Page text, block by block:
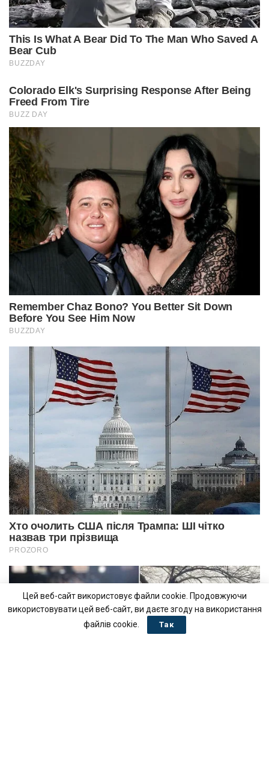
Цей веб-сайт використовує файли cookie. Продовжуючи
використовувати цей веб-сайт, ви даєте згоду на використання
файлів cookie.
Так